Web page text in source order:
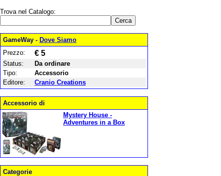
Trova nel Catalogo:
GameWay - Dove Siamo
Prezzo:
€ 5
Status:
Da ordinare
Tipo:
Accessorio
Editore:
Cranio Creations
Accessorio di
Mystery House -
Adventures in a Box
Categorie